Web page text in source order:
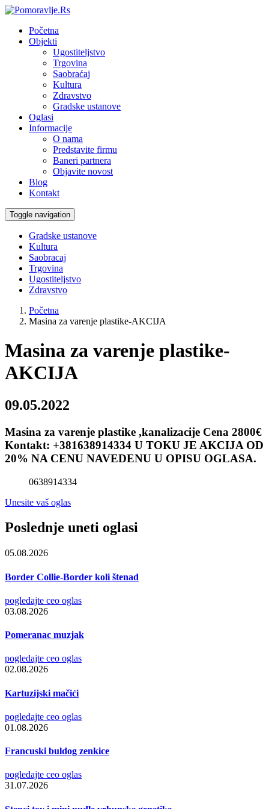
Početna
Objekti
Ugostiteljstvo
Trgovina
Saobraćaj
Kultura
Zdravstvo
Gradske ustanove
Oglasi
Informacije
O nama
Predstavite firmu
Baneri partnera
Objavite novost
Blog
Kontakt
Toggle navigation
Gradske ustanove
Kultura
Saobracaj
Trgovina
Ugostiteljstvo
Zdravstvo
Početna
Masina za varenje plastike-AKCIJA
Masina za varenje plastike-
AKCIJA
09.05.2022
Masina za varenje plastike ,kanalizacije Cena 2800€
Kontakt: +381638914334 U TOKU JE AKCIJA OD
20% NA CENU NAVEDENU U OPISU OGLASA.
0638914334
Unesite vaš oglas
Poslednje uneti oglasi
05.08.2026
Border Collie-Border koli štenad
pogledajte ceo oglas
03.08.2026
Pomeranac muzjak
pogledajte ceo oglas
02.08.2026
Kartuzijski mačići
pogledajte ceo oglas
01.08.2026
Francuski buldog zenkice
pogledajte ceo oglas
31.07.2026